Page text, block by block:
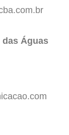
das Águas